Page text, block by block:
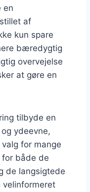
en
af
kun spare
bæredygtig
overvejelse
at gøre en
tilbyde en
ydeevne,
for mange
både de
de langsigtede